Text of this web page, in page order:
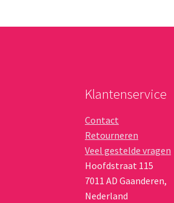
Klantenservice
Contact
Retourneren
Veel gestelde vragen
Hoofdstraat 115
7011 AD Gaanderen,
Nederland